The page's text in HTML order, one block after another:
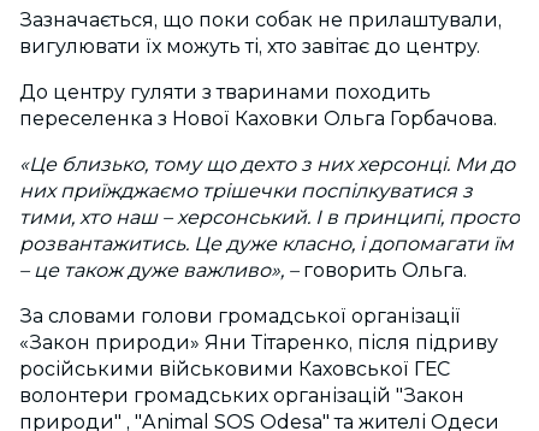
Зазначається, що поки собак не прилаштували,
вигулювати їх можуть ті, хто завітає до центру.
До центру гуляти з тваринами походить
переселенка з Нової Каховки Ольга Горбачова.
«Це близько, тому що дехто з них херсонці. Ми до
них приїжджаємо трішечки поспілкуватися з
тими, хто наш –херсонський. І в принципі, просто
розвантажитись. Це дуже класно, і допомагати їм
–це також дуже важливо», –говорить Ольга.
За словами голови громадської організації
«Закон природи» Яни Тітаренко, після підриву
російськими військовими Каховської ГЕС
волонтери громадських організацій "Закон
природи" , "Animal SOS Odesa" та жителі Одеси